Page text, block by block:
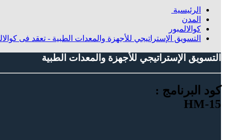
الرئيسية
المدن
كوالالمبور
التسويق الإستراتيجي للأجهزة والمعدات الطبية - تعقد فى
التسويق الإستراتيجي للأجهزة والمعدات الطبية
كود البرنامج :
HM-15